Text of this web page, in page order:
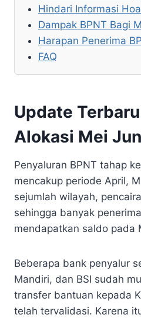
Hindari Informasi
Dampak BPNT Bagi
Harapan Penerima
FAQ
Update
Alokasi Mei
Penyaluran BPNT tahap
mencakup periode April,
sejumlah wilayah,
sehingga banyak
mendapatkan saldo pada
Beberapa bank penyalur
Mandiri, dan BSI sudah
transfer bantuan kepada
telah tervalidasi. Karena